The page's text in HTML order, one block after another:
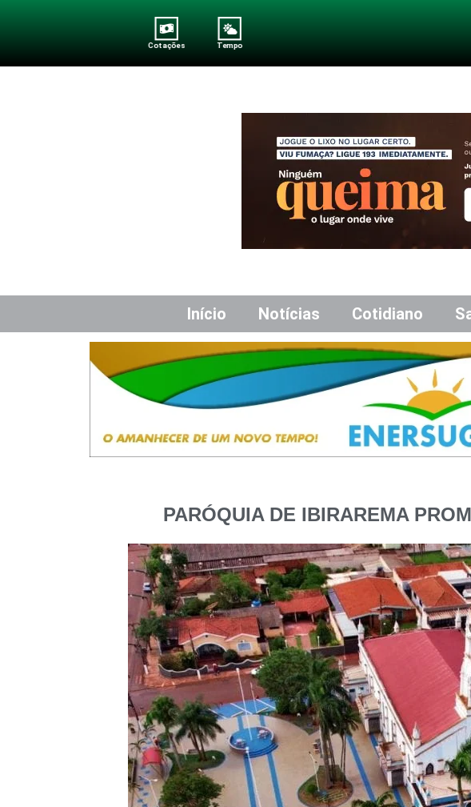
Cotações Tempo
Início Notícias Cotidiano
PARÓQUIA DE IBIRAREMA